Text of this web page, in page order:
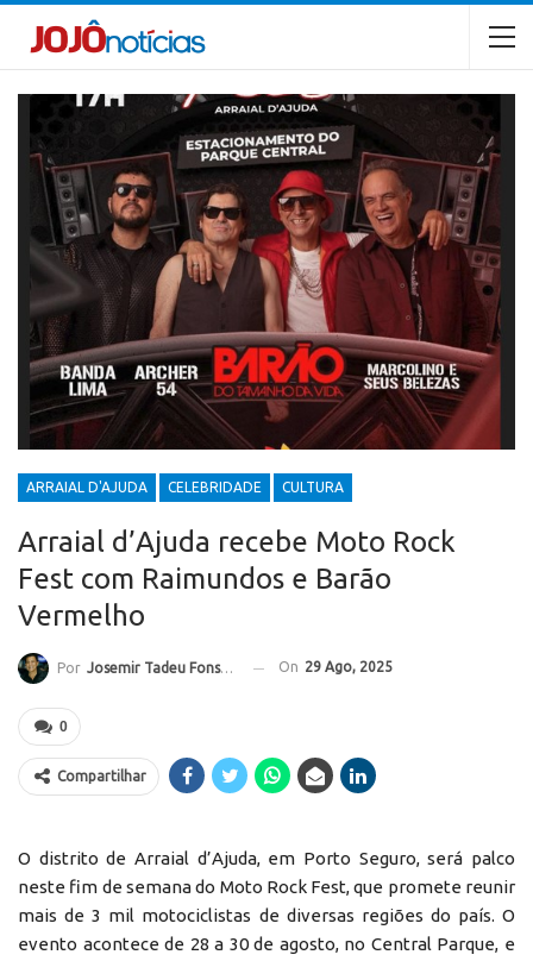
ARRAIAL D'AJUDA CELEBRIDADE CULTURA
Arraial d’Ajuda recebe Moto Rock
Fest com Raimundos e Barão
Vermelho
Por Josemir Tadeu Fonseca On 29 Ago, 2025
0
Compartilhar
O distrito de Arraial d’Ajuda, em Porto Seguro, será palco
neste fim de semana do Moto Rock Fest, que promete reunir
mais de 3 mil motociclistas de diversas regiões do país. O
evento acontece de 28 a 30 de agosto, no Central Parque, e